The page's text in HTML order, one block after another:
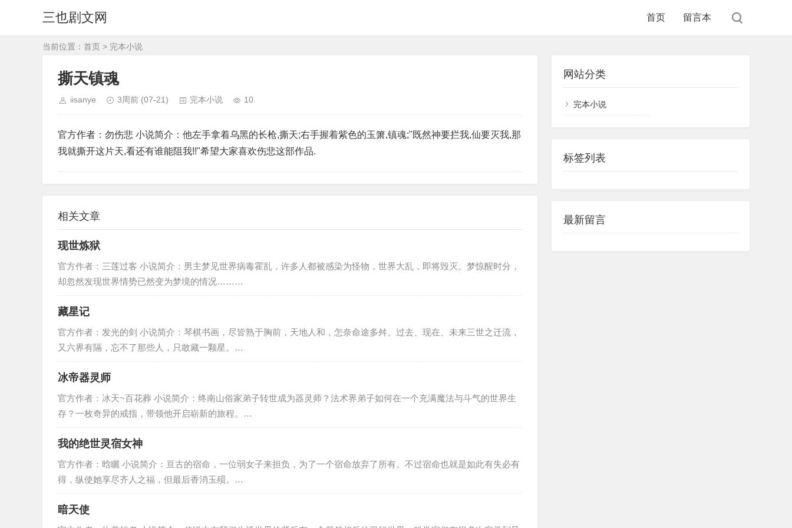
三也剧文网 首页 留言本
当前位置： 首页 > 完本小说
撕天镇魂
iisanye 3周前 (07-21) 完本小说 10
官方作者：勿伤悲 小说简介：他左手拿着乌黑的长枪,撕天;右手握着紫色的玉箫,镇魂;"既然神要拦我,仙要灭我,那
我就撕开这片天,看还有谁能阻我!!"希望大家喜欢伤悲这部作品.
相关文章
现世炼狱
官方作者：三莲过客 小说简介：男主梦见世界病毒霍乱，许多人都被感染为怪物，世界大乱，即将毁灭。梦惊醒时分，
却忽然发现世界情势已然变为梦境的情况………
藏星记
官方作者：发光的剑 小说简介：琴棋书画，尽皆熟于胸前，天地人和，怎奈命途多舛。过去、现在、未来三世之迁流，
又六界有隔，忘不了那些人，只敢藏一颗星。…
冰帝器灵师
官方作者：冰天~百花葬 小说简介：终南山俗家弟子转世成为器灵师？法术界弟子如何在一个充满魔法与斗气的世界生
存？一枚奇异的戒指，带领他开启崭新的旅程。…
我的绝世灵宿女神
官方作者：晗矖 小说简介：亘古的宿命，一位弱女子来担负，为了一个宿命放弃了所有。不过宿命也就是如此有失必有
得，纵使她享尽齐人之福，但最后香消玉殒。…
暗天使
网站分类
完本小说
标签列表
最新留言